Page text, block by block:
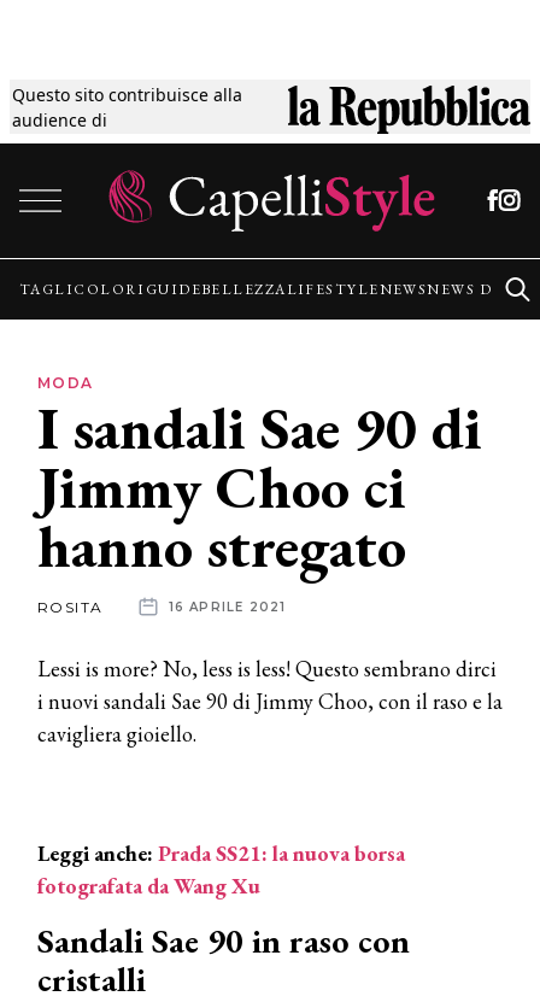
Questo sito contribuisce alla
audience di
Tagli
Colori
Guide
Lifestyle
News
News
aziende
TAGLICOLORI GUIDEBELLEZZALIFESTYLENEWSNEWS
MODA
I sandali Sae 90 di
Jimmy Choo ci
hanno stregato
ROSITA 16 APRILE 2021
Lessi is more? No, less is less! Questo sembrano dirci
i nuovi sandali Sae 90 di Jimmy Choo, con il raso e la
cavigliera gioiello.
Leggi anche: Prada SS21: la nuova borsa
fotografata da Wang Xu
Sandali Sae 90 in raso con
cristalli